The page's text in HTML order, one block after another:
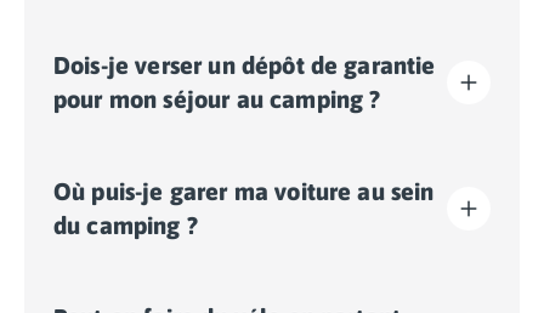
sites touristiques. Il vous faudra donc l’acquitter lors
de votre enregistrement en ligne ou une fois sur place.
Dois-je verser un dépôt de garantie
pour mon séjour au camping ?
votre enregistrement en ligne ou une fois sur place.
Où puis-je garer ma voiture au sein
du camping ?